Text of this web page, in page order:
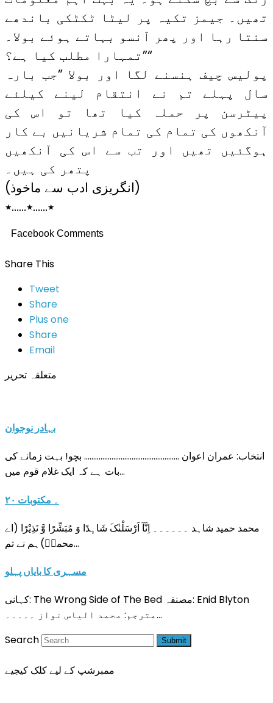
تھیں۔ جیمز تکیہ پر لیٹا ٹکٹکی باندھے
سنتا رہا اور پھر آنسو بہاتے ہوئے بولا۔
”تمہارا مطلب کیا ہے؟“
پولیس چیف ہنسنے لگا اور بولا ”جب بارہ
سال پہلے تم نے انتقام لینے کیلئے
پیٹرسن پر حملہ کیا تھا تو اس کی
آنکھوں کی تمام کی تمام شریانیں بے کار
ہوگئیں تھیں اور تب سے اس کی آنکھیں
پتھر کی ہیں۔
(انگریزی ادب سے ماخوذ)
٭……٭……٭
Facebook Comments
Share This
Tweet
Share
Plus one
Share
Email
متعلقہ تحریر
بہادر نوجوان
انتخاب: عمران اعوان .................................................... بچو! بہت زمانے کی
بات ہے کہ ایک غلام قوم میں…
۲۰ ۔ مکتوبات
محمد حمید شاہد ۔۔۔۔۔۔ اِنَّآ اَرْسَلْنٰکَ شَاہِدًا وَ مُبَشِّرًا وَّ نَذِیْرًا (اے
محمدؐ)ہم نے تم…
مسہری کا بایاں پہلو
کہانی: The Wrong Side of The Bed مصنفہ: Enid Blyton
مترجم: محمد الیاس نواز ۔۔۔۔۔…
Search
Submit
ممبرشپ کے لیے کلک کیجیے